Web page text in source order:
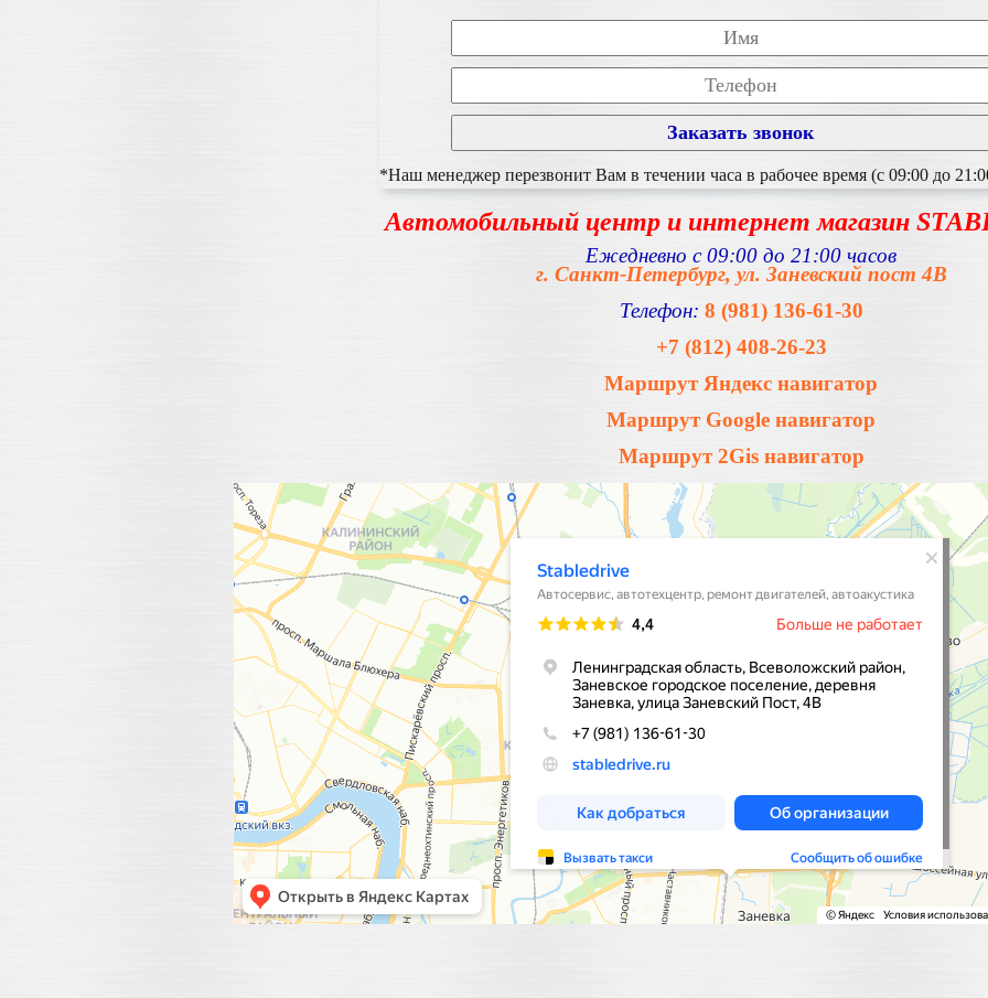
*Наш менеджер перезвонит Вам в течении часа в рабочее время (с 09:00 до
Автомобильный центр и интернет магазин
Ежедневно с 09:00 до 21:00 часов
г. Санкт-Петербург, ул. Заневский пост 4В
Телефон: 8 (981) 136-61-30
+7 (812) 408-26-23
Маршрут Яндекс навигатор
Маршрут Google навигатор
Маршрут 2Gis навигатор